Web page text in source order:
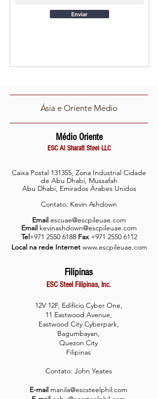
Enviar
Ásia e Oriente Médio
Médio Oriente
ESC Al Sharafi Steel LLC
Caixa Postal 131355, Zona Industrial Cidade
de Abu Dhabi, Mussafah
Abu Dhabi, Emirados Árabes Unidos
Contato: Kevin Ashdown
Email escuae@escpileuae.com
Email kevinashdown@escpileuae.com
Tel+971 2550 6188 Fax +971 2550 6112
Local na rede Internet www.escpileuae.com
Filipinas
ESC Steel Filipinas, Inc.
12V 12F, Edifício Cyber One,
11 Eastwood Avenue,
Eastwood City Cyberpark,
Bagumbayan,
Quezon City
Filipinas
Contato: John Yeates
E-mail manila@escsteelphil.com